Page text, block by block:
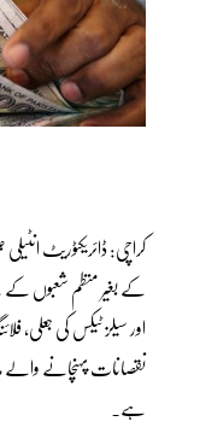
کراچی: ڈائریکٹوریٹ
کے بغیر منظم شعبوں
اور سیلز ٹیکس کی جعلی،
نقصانات پہنچانے والے
ہے۔